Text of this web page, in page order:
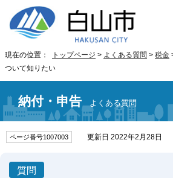
現在の位置： トップページ > よくある質問 > 税金
ついて知りたい
納付・申告 よくある質問
ページ番号1007003 更新日 2022年2月28日
質問